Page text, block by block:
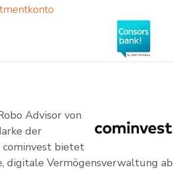
Advisor von
der
cominvest bietet
digitale Vermögensverwaltung ab